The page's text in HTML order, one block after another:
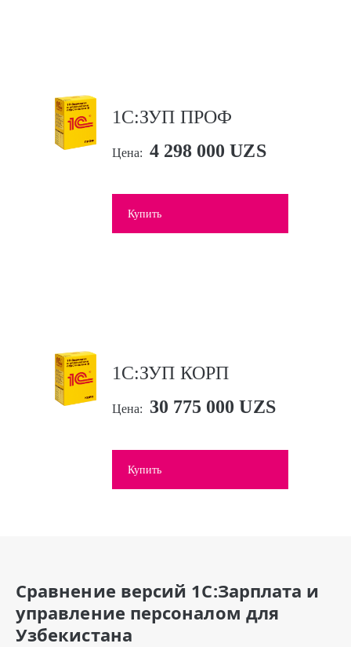
1С:ЗУП ПРОФ
Цена: 4 298 000 UZS
Купить
1С:ЗУП КОРП
Цена: 30 775 000 UZS
Купить
Сравнение версий 1С:Зарплата и
управление персоналом для
Узбекистана